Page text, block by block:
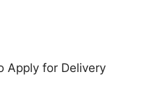
Apply for Delivery